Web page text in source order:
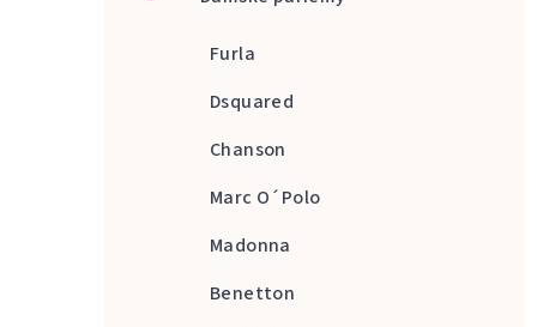
Furla
Dsquared
Chanson
Marc O´Polo
Madonna
Benetton